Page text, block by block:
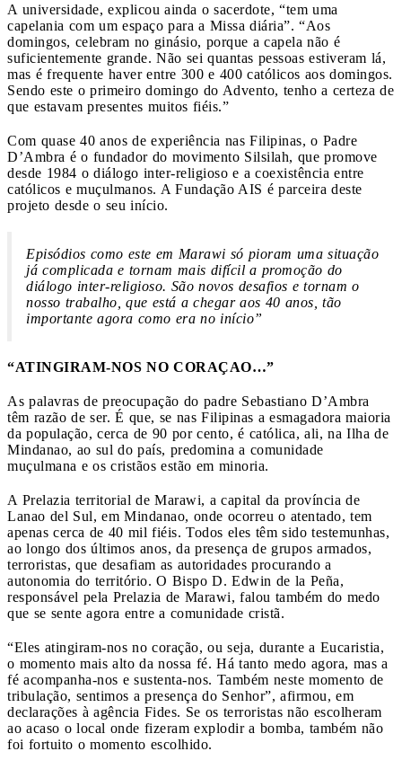
A universidade, explicou ainda o sacerdote, “tem uma
capelania com um espaço para a Missa diária”. “Aos
domingos, celebram no ginásio, porque a capela não é
suficientemente grande. Não sei quantas pessoas estiveram lá,
mas é frequente haver entre 300 e 400 católicos aos domingos.
Sendo este o primeiro domingo do Advento, tenho a certeza de
que estavam presentes muitos fiéis.”
Com quase 40 anos de experiência nas Filipinas, o Padre
D’Ambra é o fundador do movimento Silsilah, que promove
desde 1984 o diálogo inter-religioso e a coexistência entre
católicos e muçulmanos. A Fundação AIS é parceira deste
projeto desde o seu início.
Episódios como este em Marawi só pioram uma situação
já complicada e tornam mais difícil a promoção do
diálogo inter-religioso. São novos desafios e tornam o
nosso trabalho, que está a chegar aos 40 anos, tão
importante agora como era no início”
“ATINGIRAM-NOS NO CORAÇAO…”
As palavras de preocupação do padre Sebastiano D’Ambra
têm razão de ser. É que, se nas Filipinas a esmagadora maioria
da população, cerca de 90 por cento, é católica, ali, na Ilha de
Mindanao, ao sul do país, predomina a comunidade
muçulmana e os cristãos estão em minoria.
A Prelazia territorial de Marawi, a capital da província de
Lanao del Sul, em Mindanao, onde ocorreu o atentado, tem
apenas cerca de 40 mil fiéis. Todos eles têm sido testemunhas,
ao longo dos últimos anos, da presença de grupos armados,
terroristas, que desafiam as autoridades procurando a
autonomia do território. O Bispo D. Edwin de la Peña,
responsável pela Prelazia de Marawi, falou também do medo
que se sente agora entre a comunidade cristã.
“Eles atingiram-nos no coração, ou seja, durante a Eucaristia,
o momento mais alto da nossa fé. Há tanto medo agora, mas a
fé acompanha-nos e sustenta-nos. Também neste momento de
tribulação, sentimos a presença do Senhor”, afirmou, em
declarações à agência Fides. Se os terroristas não escolheram
ao acaso o local onde fizeram explodir a bomba, também não
foi fortuito o momento escolhido.